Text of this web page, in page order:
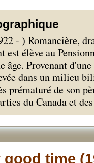
- ) Romancière,
est élève au
âge. Provenant
dans un milieu
prématuré de son
du Canada et
time